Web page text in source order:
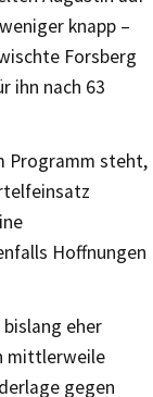
knapp –
Forsberg
ihn nach 63
Programm steht,
Hoffnungen
eher
mittlerweile
gegen